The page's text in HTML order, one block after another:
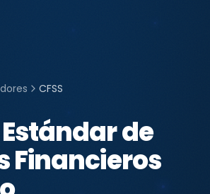
CFSS
Estándar de
Financieros